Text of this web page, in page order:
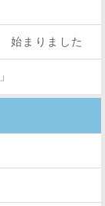
始まりました